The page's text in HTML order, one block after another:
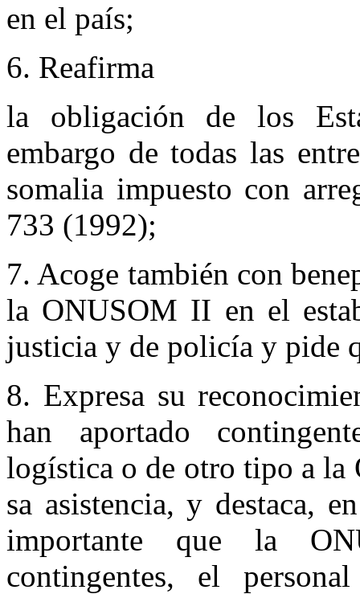
en el país;
6. Reafirma
la obligación de los
embargo de todas las
somalia impuesto con
733 (1992);
7. Acoge también con
la ONUSOM II en el
justicia y de policía y pide
8. Expresa su
han aportado
logística o de otro tipo a
sa asistencia, y destaca,
importante que la
contingentes, el